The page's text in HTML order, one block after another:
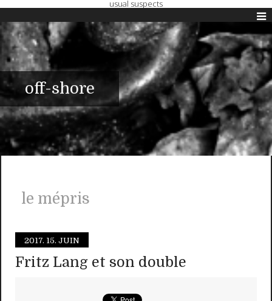
usual suspects
off-shore
le mépris
2017. 15. JUIN
Fritz Lang et son double